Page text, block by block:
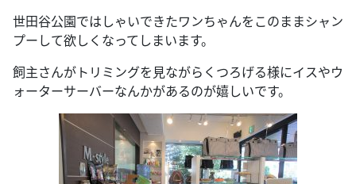
世田谷公園ではしゃいできたワンちゃんをこのままシャン
プーして欲しくなってしまいます。
飼主さんがトリミングを見ながらくつろげる様にイスやウ
ォーターサーバーなんかがあるのが嬉しいです。